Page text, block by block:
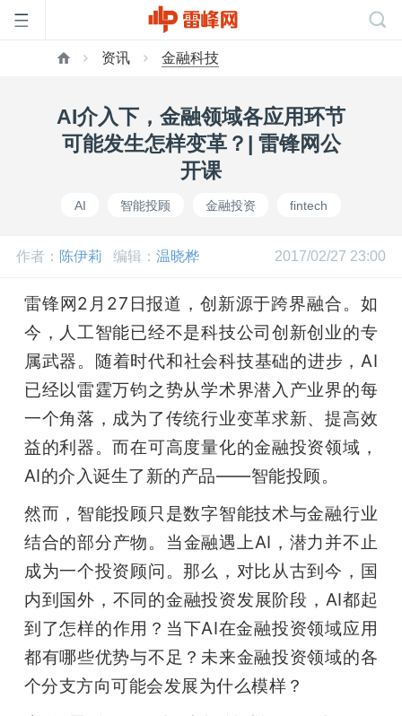
页
网
公
开
课
活
动
中
资讯 金融科技
AI介入下，金融领域各应用环节
可能发生怎样变革？| 雷锋网公
开课
AI 智能投顾 金融投资 fintech
作者： 陈伊莉 编辑： 温晓桦 2017/02/27 23:00
雷锋网2月27日报道，创新源于跨界融合。如
今，人工智能已经不是科技公司创新创业的专
属武器。随着时代和社会科技基础的进步，AI
已经以雷霆万钧之势从学术界潜入产业界的每
一个角落，成为了传统行业变革求新、提高效
益的利器。而在可高度量化的金融投资领域，
AI的介入诞生了新的产品——智能投顾。
然而，智能投顾只是数字智能技术与金融行业
结合的部分产物。当金融遇上AI，潜力并不止
成为一个投资顾问。那么，对比从古到今，国
内到国外，不同的金融投资发展阶段，AI都起
到了怎样的作用？当下AI在金融投资领域应用
都有哪些优势与不足？未来金融投资领域的各
个分支方向可能会发展为什么模样？